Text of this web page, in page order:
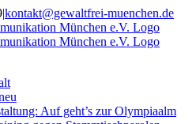
|kontakt@gewaltfrei-muenchen.de
Auf geht’s zur Olympiaalm